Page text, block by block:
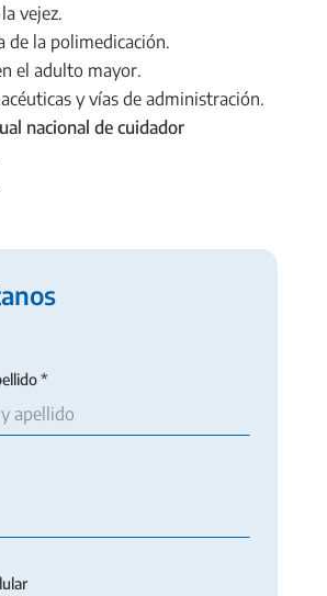
vejez.
de la polimedicación.
el adulto mayor.
y vías de administración.
nacional de cuidador
*